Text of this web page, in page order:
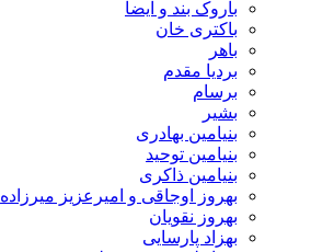
باروک بند و ایضا
باکتری خان
باهر
بردیا مقدم
برسام
بشیر
بنیامین بهادری
بنیامین توحید
بنیامین ذاکری
بهروز اوجاقی و امیرعزیز میرزاده
بهروز نقویان
بهزاد پارسایی